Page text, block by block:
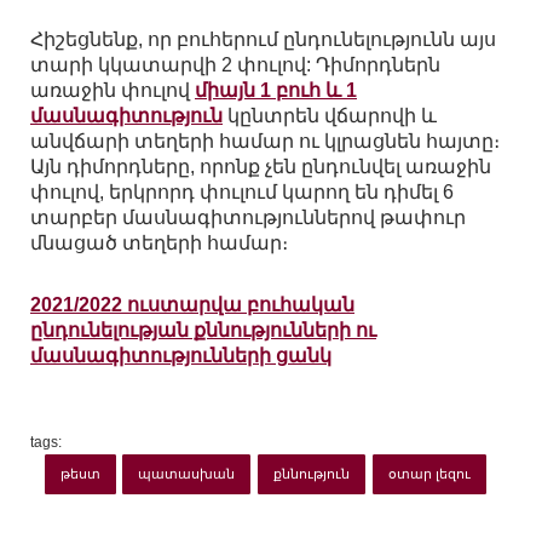
Հիշեցնենք, որ բուհերում ընդունելությունն այս
տարի կկատարվի 2 փուլով: Դիմորդներն
առաջին փուլով միայն 1 բուհ և 1
մասնագիտություն կընտրեն վճարովի և
անվճարի տեղերի համար ու կլրացնեն հայտը։
Այն դիմորդները, որոնք չեն ընդունվել առաջին
փուլով, երկրորդ փուլում կարող են դիմել 6
տարբեր մասնագիտություններով թափուր
մնացած տեղերի համար։
2021/2022 ուստարվա բուհական
ընդունելության քննությունների ու
մասնագիտությունների ցանկ
tags:
թեստ պատասխան քննություն օտար լեզու